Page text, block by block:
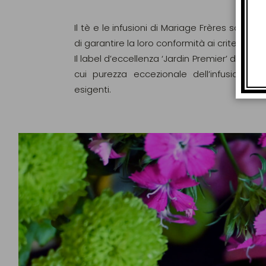
Il tè e le infusioni di Mariage Frères sono
di garantire la loro conformità ai criteri delle
Il label d’eccellenza ‘Jardin Premier’ di
cui purezza eccezionale
esigenti.